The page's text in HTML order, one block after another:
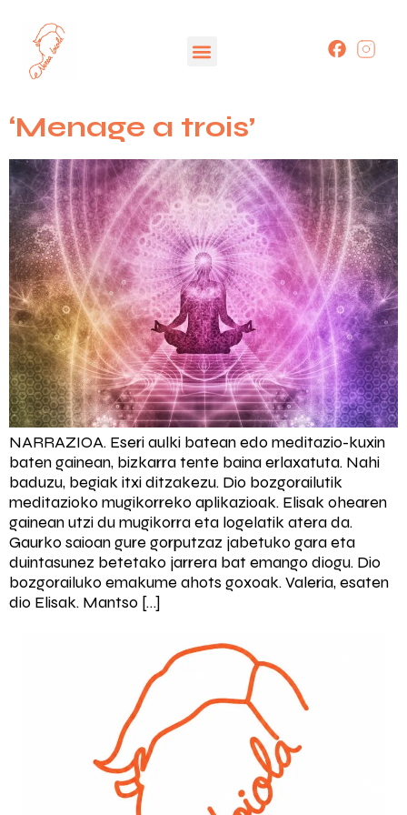
‘Menage a trois’
NARRAZIOA. Eseri aulki batean edo meditazio-kuxin
baten gainean, bizkarra tente baina erlaxatuta. Nahi
baduzu, begiak itxi ditzakezu. Dio bozgorailutik
meditazioko mugikorreko aplikazioak. Elisak ohearen
gainean utzi du mugikorra eta logelatik atera da.
Gaurko saioan gure gorputzaz jabetuko gara eta
duintasunez betetako jarrera bat emango diogu. Dio
bozgorailuko emakume ahots goxoak. Valeria, esaten
dio Elisak. Mantso […]